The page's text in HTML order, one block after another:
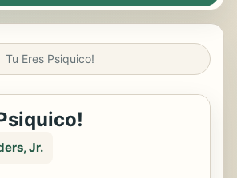
­Tu Eres Psiquico!
Jr.